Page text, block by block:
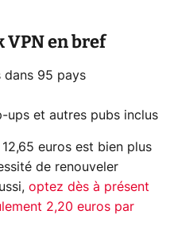
en bref
dans 95 pays
ups et autres pubs inclus
euros est bien plus
de renouveler
optez dès à présent
2,20 euros par